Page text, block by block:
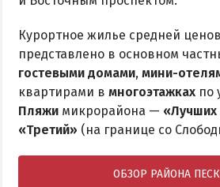
Курортное жилье средней
представлено в основном
гостевыми домами, мини-
квартирами в многоэтажках по
Пляжи микрорайона — «Лучших
«Третий» (на границе со
ОБЗОР РАЙОНА